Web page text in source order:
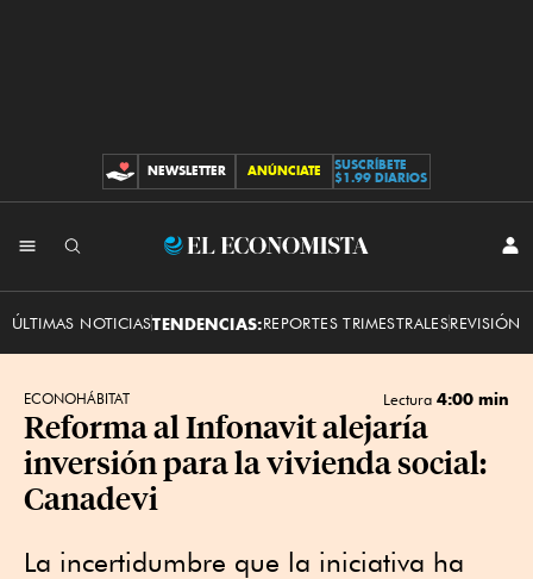
CONTRIBUCIONES
NEWSLETTER ANÚNCIATE
SUSCRÍBETE
$1.99 DIARIOS
El
ÚLTIMAS NOTICIASTENDENCIAS:REPORTES TRIMESTRALESREVISIÓN
ECONOHÁBITAT Lectura 4:00 min
Reforma al Infonavit alejaría
inversión para la vivienda social:
Canadevi
La incertidumbre que la iniciativa ha